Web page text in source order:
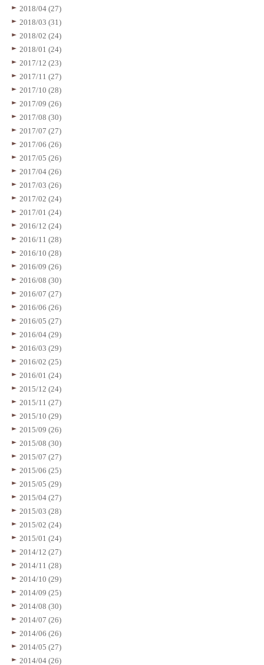
2018/04 (27)
2018/03 (31)
2018/02 (24)
2018/01 (24)
2017/12 (23)
2017/11 (27)
2017/10 (28)
2017/09 (26)
2017/08 (30)
2017/07 (27)
2017/06 (26)
2017/05 (26)
2017/04 (26)
2017/03 (26)
2017/02 (24)
2017/01 (24)
2016/12 (24)
2016/11 (28)
2016/10 (28)
2016/09 (26)
2016/08 (30)
2016/07 (27)
2016/06 (26)
2016/05 (27)
2016/04 (29)
2016/03 (29)
2016/02 (25)
2016/01 (24)
2015/12 (24)
2015/11 (27)
2015/10 (29)
2015/09 (26)
2015/08 (30)
2015/07 (27)
2015/06 (25)
2015/05 (29)
2015/04 (27)
2015/03 (28)
2015/02 (24)
2015/01 (24)
2014/12 (27)
2014/11 (28)
2014/10 (29)
2014/09 (25)
2014/08 (30)
2014/07 (26)
2014/06 (26)
2014/05 (27)
2014/04 (26)